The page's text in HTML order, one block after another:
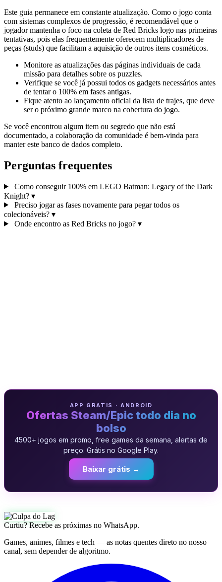
Este guia permanece em constante atualização. Como o jogo conta
com sistemas complexos de progressão, é recomendável que o
jogador mantenha o foco na coleta de Red Bricks logo nas primeiras
tentativas, pois elas frequentemente oferecem multiplicadores de
peças (studs) que facilitam a aquisição de outros itens cosméticos.
Monitore as atualizações das páginas individuais de cada
missão para detalhes sobre os puzzles.
Verifique se você já possui todos os gadgets necessários antes
de tentar o 100% em fases antigas.
Fique atento ao lançamento oficial da lista de trajes, que deve
ser o próximo grande marco na cobertura do jogo.
Se você encontrou algum item ou segredo que não está
documentado, a colaboração da comunidade é bem-vinda para
manter este banco de dados completo.
Perguntas frequentes
Como conseguir 100% em LEGO Batman: Legacy of the Dark
Knight? ▾
Preciso jogar as fases novamente para pegar todos os
colecionáveis? ▾
Onde encontro as Red Bricks no jogo? ▾
APP GRATIS · ANDROID
Ofertas Steam/Epic todo dia no
bolso
4500+ jogos em promo, free games da semana, alertas de
preço. Grátis no Google Play.
Baixar grátis →
Curtiu? Recebe as próximas no WhatsApp.
Games, animes, filmes e tech — as notas quentes direto no nosso
canal, sem depender de algoritmo.